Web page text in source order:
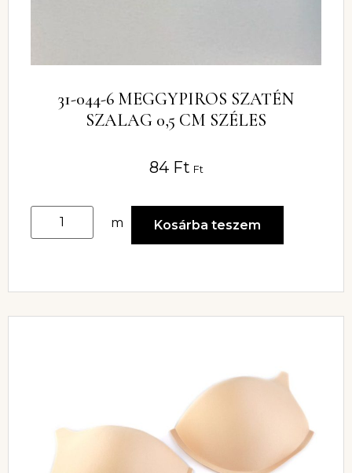
31-044-6 MEGGYPIROS SZATÉN
SZALAG 0,5 CM SZÉLES
84 Ft Ft
m Kosárba teszem